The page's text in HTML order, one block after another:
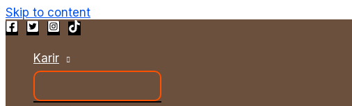
Skip to content
Karir